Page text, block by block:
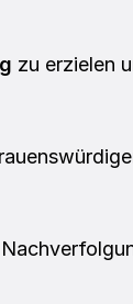
zu erzielen